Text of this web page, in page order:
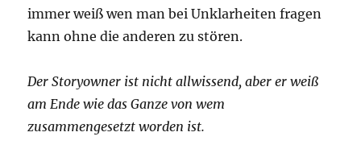
immer weiß wen man bei Unklarheiten fragen
kann ohne die anderen zu stören.
Der Storyowner ist nicht allwissend, aber er weiß
am Ende wie das Ganze von wem
zusammengesetzt worden ist.